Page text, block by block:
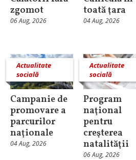
zgomot
06 Aug, 2026
toată ţara
04 Aug, 2026
Actualitate
socială
Campanie de
promovare a
parcurilor
naţionale
04 Aug, 2026
Actualitate
socială
Program
naţional
pentru
creşterea
natalităţii
06 Aug, 2026